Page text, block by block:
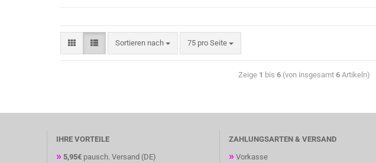
Sortieren nach 75 pro Seite
Zeige 1 bis 6 (von insgesamt 6 Artikeln)
IHRE VORTEILE
» 5,95€pausch. Versand (DE)
ZAHLUNGSARTEN & VERSAND
» Vorkasse